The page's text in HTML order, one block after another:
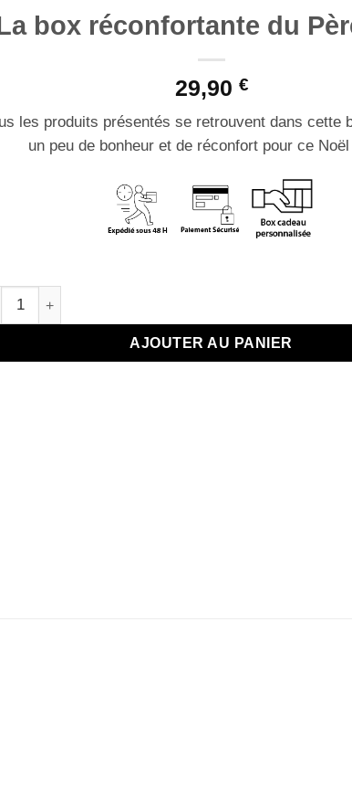
box réconfortante du
29,90 €
les produits présentés se retrouvent dans cette
un peu de bonheur et de réconfort pour ce
de La box réconfortante du Père Noël
AJOUTER AU PANIER